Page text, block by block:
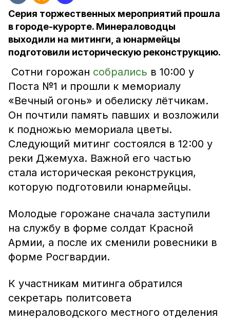
Серия торжественных мероприятий прошла
в городе-курорте. Минераловодцы
выходили на митинги, а юнармейцы
подготовили историческую реконструкцию.
Сотни горожан собрались в 10:00 у
Поста №1 и прошли к мемориалу
«Вечный огонь» и обелиску лётчикам.
Он почтили память павших и возложили
к подножью мемориала цветы.
Следующий митинг состоялся в 12:00 у
реки Джемуха. Важной его частью
стала историческая реконструкция,
которую подготовили юнармейцы.
Молодые горожане сначала заступили
на службу в форме солдат Красной
Армии, а после их сменили ровесники в
форме Росгвардии.
К участникам митинга обратился
секретарь политсовета
минераловодского местного отделения